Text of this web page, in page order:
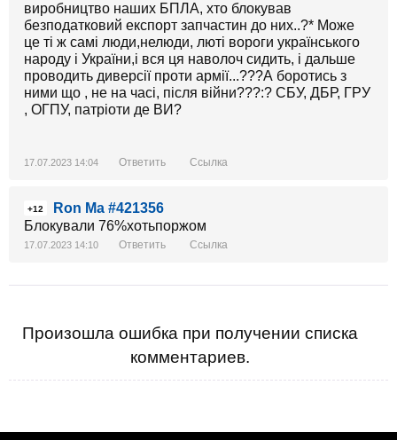
виробництво наших БПЛА, хто блокував
безподатковий експорт запчастин до них..?* Може
це ті ж самі люди,нелюди, люті вороги українського
народу і України,і вся ця наволоч сидить, і дальше
проводить диверсії проти армії...???А боротись з
ними що , не на часі, після війни???:? СБУ, ДБР, ГРУ
, ОГПУ, патріоти де ВИ?
17.07.2023 14:04 Ответить Ссылка
+12
Ron Ma #421356
Блокували 76%хотьпоржом
17.07.2023 14:10 Ответить Ссылка
Произошла ошибка при получении списка
комментариев.